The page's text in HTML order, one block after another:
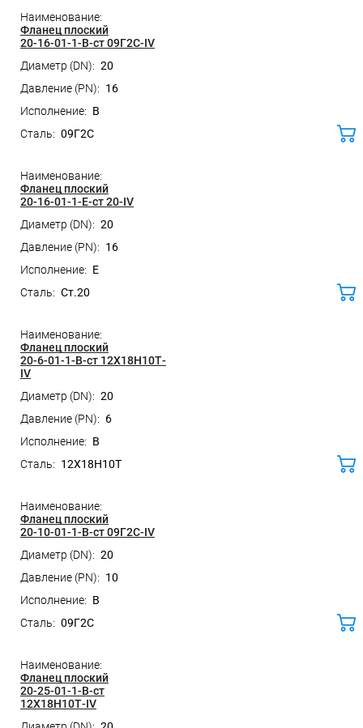
Фланец плоский
20-16-01-1-B-ст 09Г2С-IV
20
16
B
09Г2С
Фланец плоский
20-16-01-1-E-ст 20-IV
20
16
E
Ст.20
Фланец плоский
20-6-01-1-B-ст 12Х18Н10Т-
IV
20
6
B
12Х18Н10Т
Фланец плоский
20-10-01-1-B-ст 09Г2С-IV
20
10
B
09Г2С
Фланец плоский
20-25-01-1-B-ст
12Х18Н10Т-IV